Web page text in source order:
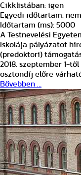
Cikklistában: igen
Egyedi időtartam: nem
Időtartam (ms): 5000
A Testnevelési
Iskolája pályázatot
(predoktori)
2018. szeptember 1-
ösztöndíj előre
Bővebben …